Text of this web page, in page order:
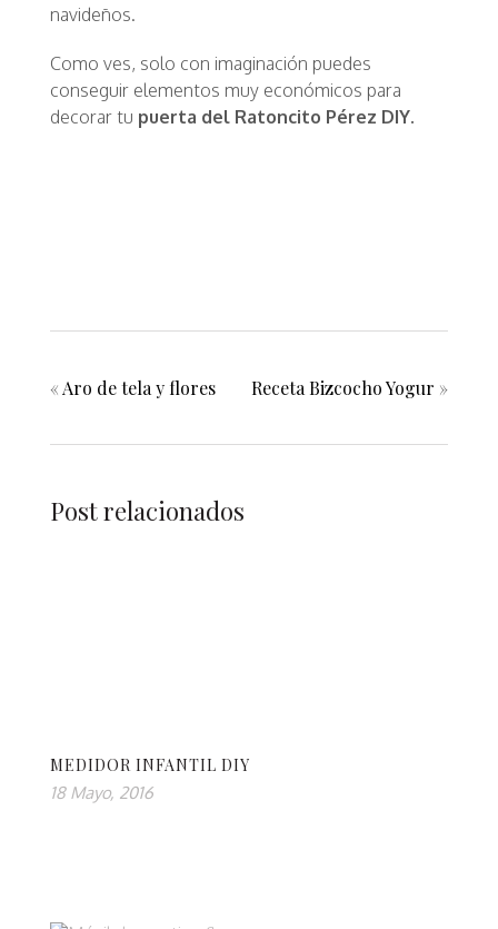
navideños.
Como ves, solo con imaginación puedes
conseguir elementos muy económicos para
decorar tu puerta del Ratoncito Pérez DIY.
« Aro de tela y flores Receta Bizcocho Yogur »
Post relacionados
MEDIDOR INFANTIL DIY
18 Mayo, 2016